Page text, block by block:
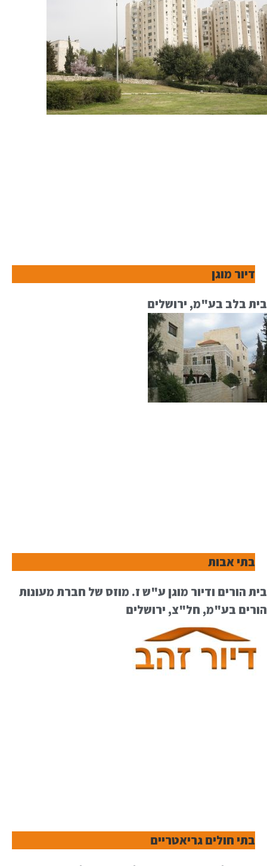
דיור מוגן
בית בלב בע"מ, ירושלים
בתי אבות
בית הורים ודיור מוגן ע"ש ז. מוזס של חברת מעונות
הורים בע"מ, חל"צ, ירושלים
בתי חולים גריאטריים